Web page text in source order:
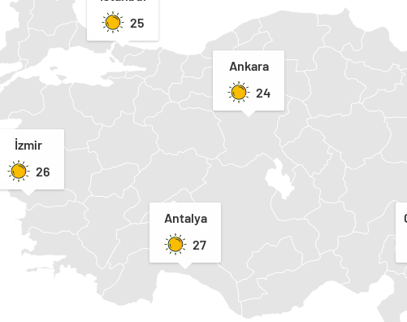
25
İzmir
26
Ankara
24
Antalya
27